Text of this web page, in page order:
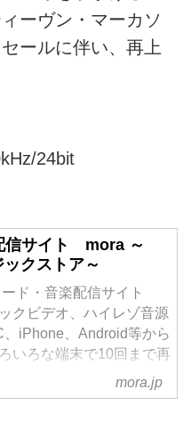
ーヴン・マーカソ
ールに伴い、再上
24bit
信サイト mora ～
クストア～
ド・音楽配信サイト
クビデオ、ハイレゾ音源
iPhone、Android等から
いろな端末で10回まで再
mora.jp